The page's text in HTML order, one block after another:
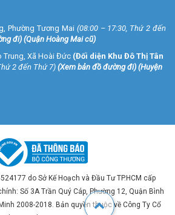
Phường Tương Mai (08:00 – 17:30, Thứ 2 đến
đi) (Quận Hoàng Mai cũ)
Trung, Xã Hoài Đức (Đối diện Khu Đô Thị Tân
2 đến Thứ 7) (Xem bản đồ đường đi) (Huyện
do Sở Kế Hoạch và Đầu Tư TP.HCM cấp
Số 3A Trần Quý Cáp, Phường 12, Quận Bình
2008-2018. Bản quyền thuộc về Công Ty Cổ